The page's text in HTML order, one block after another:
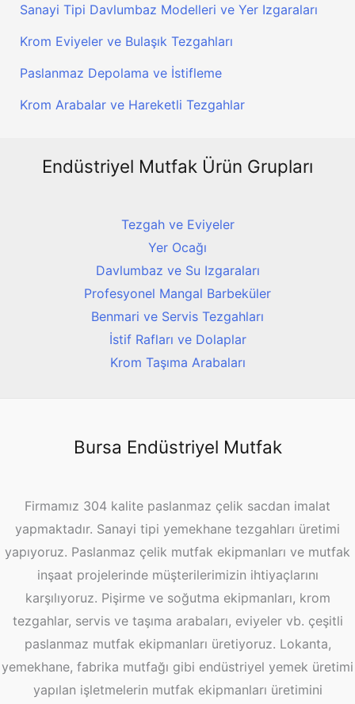
Sanayi Tipi Davlumbaz Modelleri ve Yer Izgaraları
Krom Eviyeler ve Bulaşık Tezgahları
Paslanmaz Depolama ve İstifleme
Krom Arabalar ve Hareketli Tezgahlar
Endüstriyel Mutfak Ürün Grupları
Tezgah ve Eviyeler
Yer Ocağı
Davlumbaz ve Su Izgaraları
Profesyonel Mangal Barbeküler
Benmari ve Servis Tezgahları
İstif Rafları ve Dolaplar
Krom Taşıma Arabaları
Bursa Endüstriyel Mutfak
Firmamız 304 kalite paslanmaz çelik sacdan imalat
yapmaktadır. Sanayi tipi yemekhane tezgahları üretimi
yapıyoruz. Paslanmaz çelik mutfak ekipmanları ve mutfak
inşaat projelerinde müşterilerimizin ihtiyaçlarını
karşılıyoruz. Pişirme ve soğutma ekipmanları, krom
tezgahlar, servis ve taşıma arabaları, eviyeler vb. çeşitli
paslanmaz mutfak ekipmanları üretiyoruz. Lokanta,
yemekhane, fabrika mutfağı gibi endüstriyel yemek üretimi
yapılan işletmelerin mutfak ekipmanları üretimini